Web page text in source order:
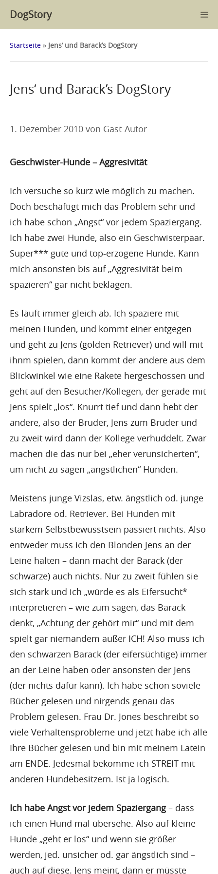
Zum
DogStory
Startseite » Jens‘ und Barack’s DogStory
Jens‘ und Barack’s DogStory
1. Dezember 2010 von Gast-Autor
Geschwister-Hunde – Aggresivität
Ich versuche so kurz wie möglich zu machen.
Doch beschäftigt mich das Problem sehr und
ich habe schon „Angst“ vor jedem Spaziergang.
Ich habe zwei Hunde, also ein Geschwisterpaar.
Super*** gute und top-erzogene Hunde. Kann
mich ansonsten bis auf „Aggresivität beim
spazieren“ gar nicht beklagen.
Es läuft immer gleich ab. Ich spaziere mit
meinen Hunden, und kommt einer entgegen
und geht zu Jens (golden Retriever) und will mit
ihnm spielen, dann kommt der andere aus dem
Blickwinkel wie eine Rakete hergeschossen und
geht auf den Besucher/Kollegen, der gerade mit
Jens spielt „los“. Knurrt tief und dann hebt der
andere, also der Bruder, Jens zum Bruder und
zu zweit wird dann der Kollege verhuddelt. Zwar
machen die das nur bei „eher verunsicherten“,
um nicht zu sagen „ängstlichen“ Hunden.
Meistens junge Vizslas, etw. ängstlich od. junge
Labradore od. Retriever. Bei Hunden mit
starkem Selbstbewusstsein passiert nichts. Also
entweder muss ich den Blonden Jens an der
Leine halten – dann macht der Barack (der
schwarze) auch nichts. Nur zu zweit fühlen sie
sich stark und ich „würde es als Eifersucht*
interpretieren – wie zum sagen, das Barack
denkt, „Achtung der gehört mir“ und mit dem
spielt gar niemandem außer ICH! Also muss ich
den schwarzen Barack (der eifersüchtige) immer
an der Leine haben oder ansonsten der Jens
(der nichts dafür kann). Ich habe schon soviele
Bücher gelesen und nirgends genau das
Problem gelesen. Frau Dr. Jones beschreibt so
viele Verhaltensprobleme und jetzt habe ich alle
Ihre Bücher gelesen und bin mit meinem Latein
am ENDE. Jedesmal bekomme ich STREIT mit
anderen Hundebesitzern. Ist ja logisch.
Ich habe Angst vor jedem Spaziergang– dass
ich einen Hund mal übersehe. Also auf kleine
Hunde „geht er los“ und wenn sie größer
werden, jed. unsicher od. gar ängstlich sind –
auch auf diese. Jens meint, dann er müsste